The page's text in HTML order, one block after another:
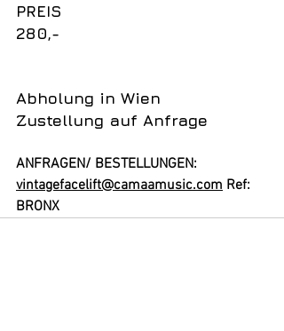
PREIS
280,-
Abholung in Wien
Zustellung auf Anfrage
ANFRAGEN/ BESTELLUNGEN:
vintagefacelift@camaamusic.com Ref:
BRONX